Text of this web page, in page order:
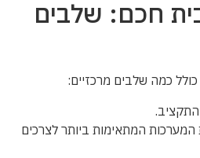
חכם: שלבים
כמה שלבים מרכזיים:
המתאימות ביותר לצרכים